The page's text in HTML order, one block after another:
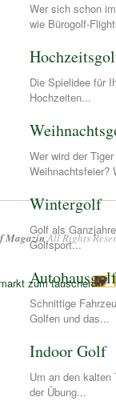
Wer sich schon
wie Bürogolf-
Die Spielidee für
Hochzeiten...
Wer wird der
Weihnachtsfeier?
Wintergolf
Golf als
Golfsport...
Autohausgolf
Schnittige
Golfen und das...
Indoor Golf
Um an den
der Übung...
MagazinAll Rights